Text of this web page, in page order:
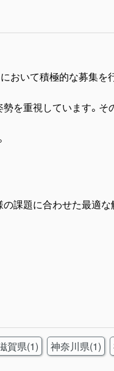
おいて積極的な募集を
を重視しています。そ
の課題に合わせた最適
賀県(1) 神奈川県(1)